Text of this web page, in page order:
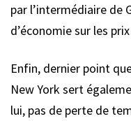
par l’intermédiaire de
d’économie sur les
Enfin, dernier point
New York sert
lui, pas de perte de